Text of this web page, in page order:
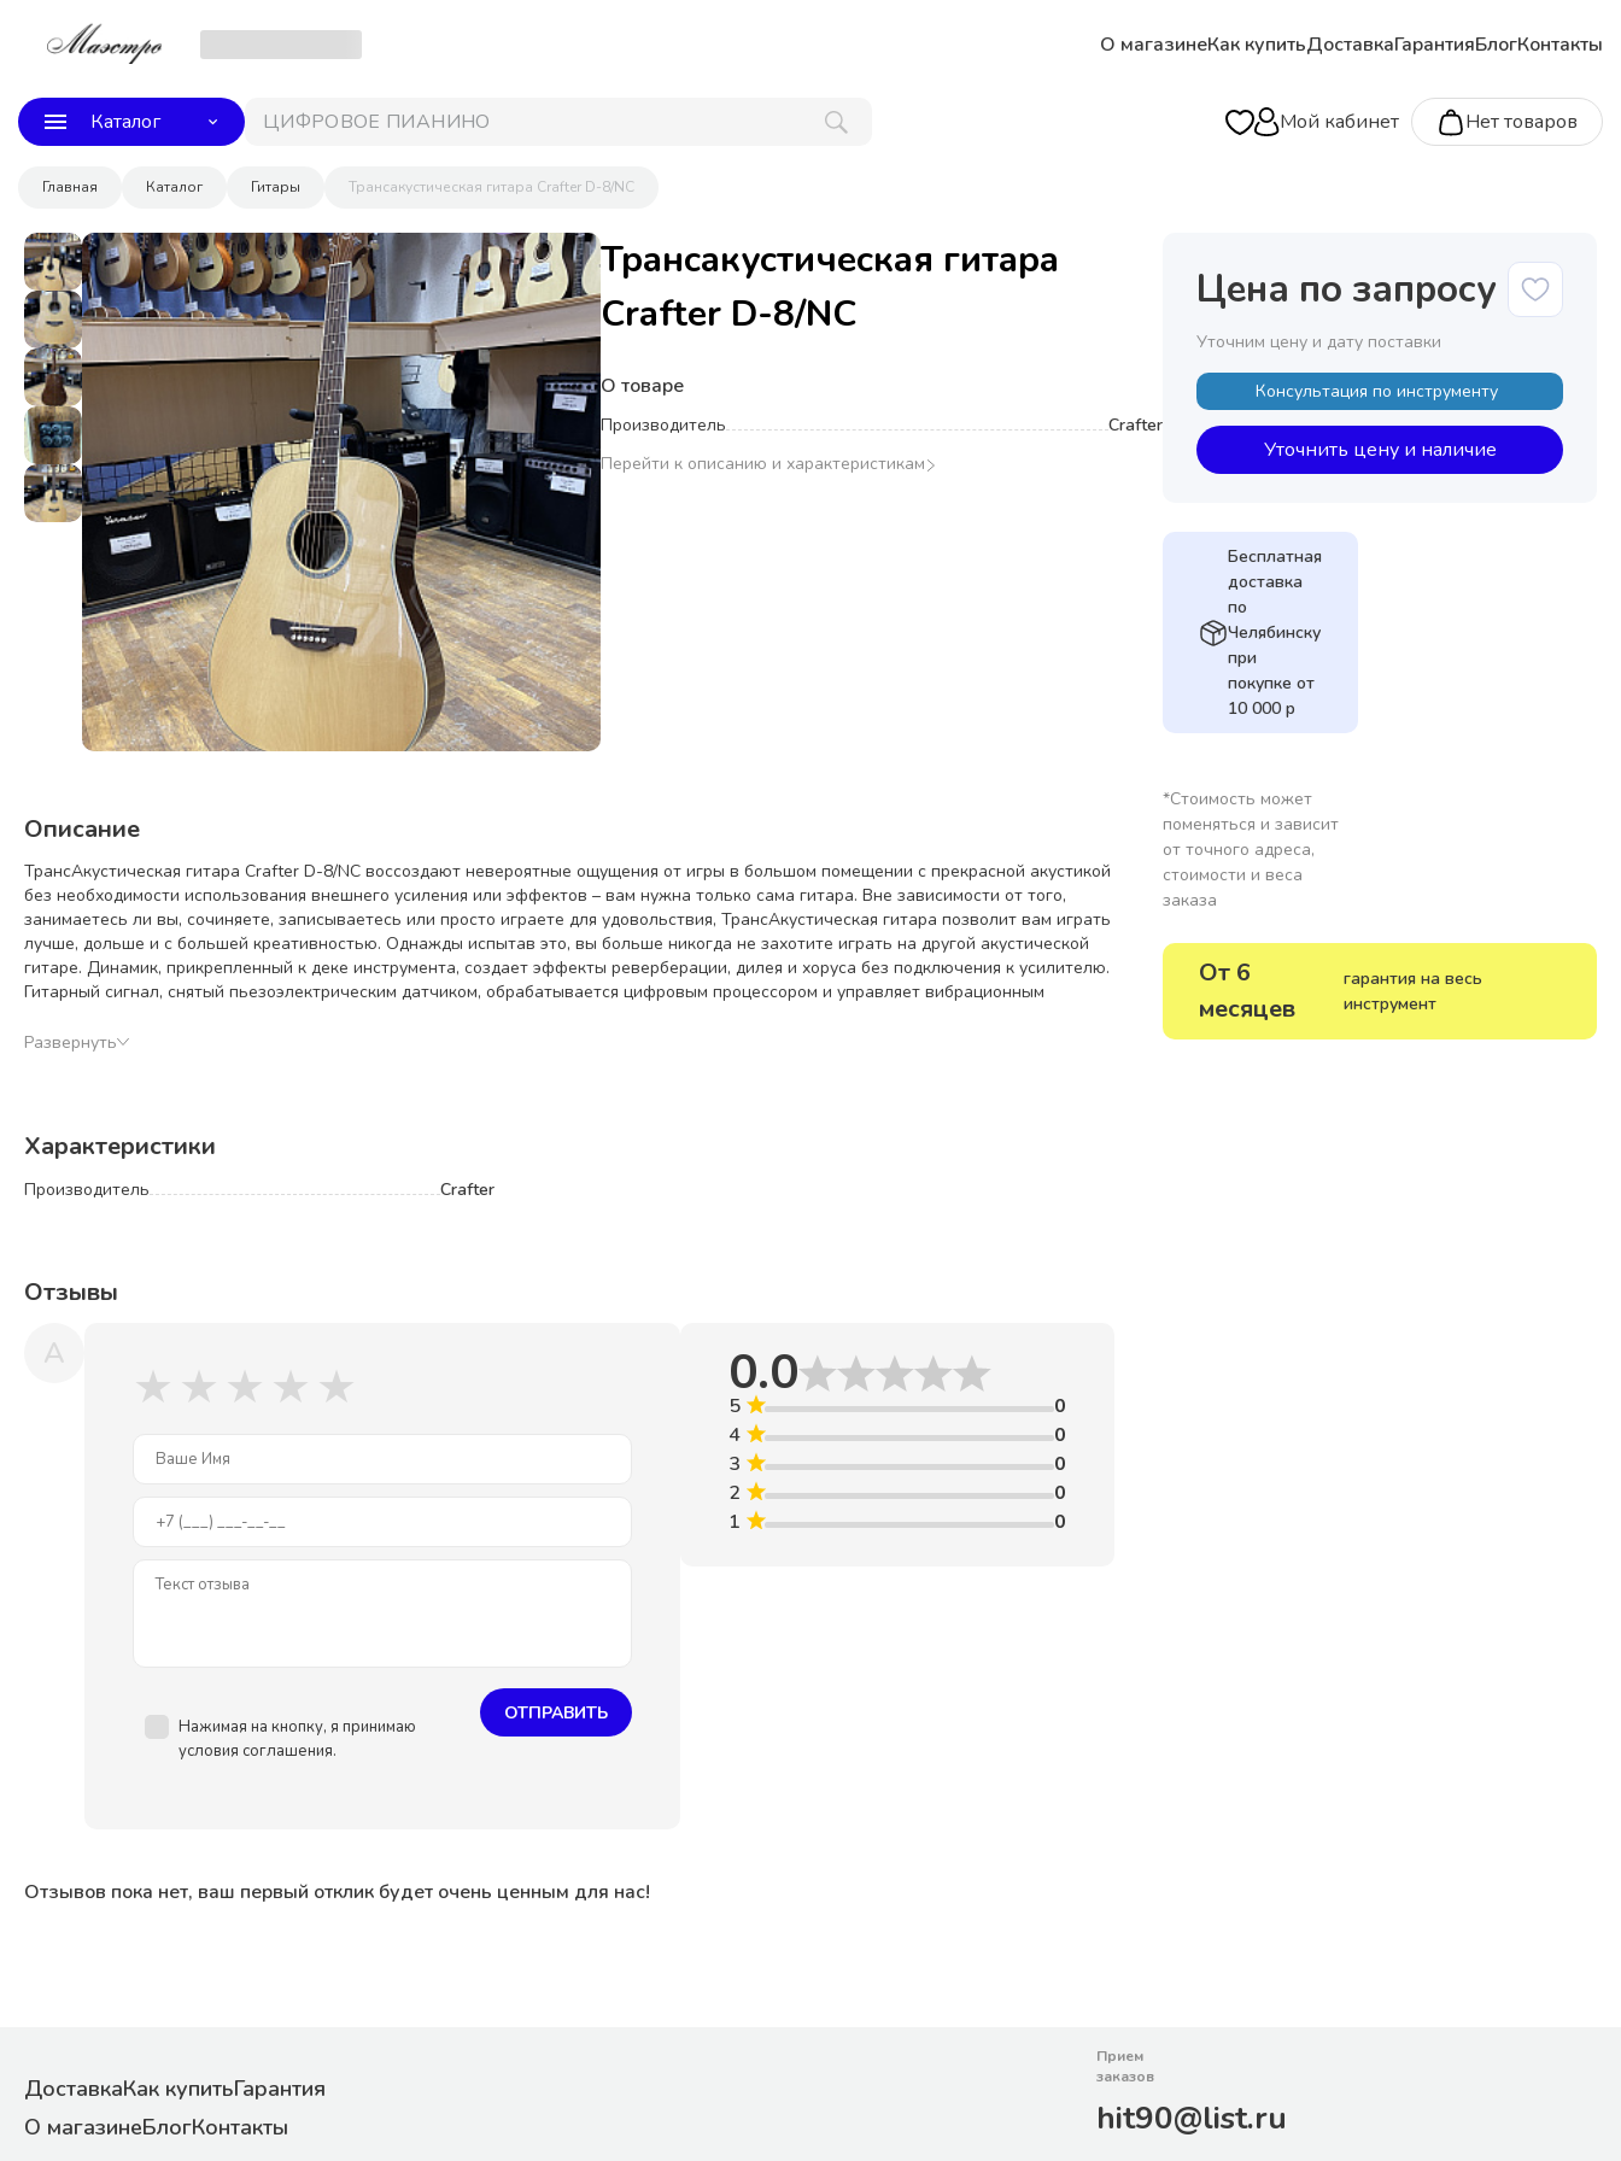
О магазинеКак купитьДоставкаГарантияБлогКонтакты
Каталог ЦИФРОВОЕ ПИАНИНО CAS Мой кабинет Нет товаров
Главная Каталог Гитары Трансакустическая гитара Crafter D-8/NC
Трансакустическая гитара
Crafter D-8/NC
О товаре
Производитель
Crafter
Перейти к описанию и характеристикам
Цена по запросу
Уточним цену и дату поставки
Консультация по инструменту
Уточнить цену и наличие
Бесплатная
доставка
по
Челябинску
при
покупке от
10 000 р
*Стоимость может
поменяться и зависит
от точного адреса,
стоимости и веса
заказа
От 6
месяцев
гарантия на весь
инструмент
Описание
ТрансАкустическая гитара Crafter D-8/NC воссоздают невероятные ощущения от игры в большом помещении с прекрасной акустикой
без необходимости использования внешнего усиления или эффектов – вам нужна только сама гитара. Вне зависимости от того,
занимаетесь ли вы, сочиняете, записываетесь или просто играете для удовольствия, ТрансАкустическая гитара позволит вам играть
лучше, дольше и с большей креативностью. Однажды испытав это, вы больше никогда не захотите играть на другой акустической
гитаре. Динамик, прикрепленный к деке инструмента, создает эффекты реверберации, дилея и хоруса без подключения к усилителю.
Гитарный сигнал, снятый пьезоэлектрическим датчиком, обрабатывается цифровым процессором и управляет вибрационным
позволяет настраивать ревер, дилей, хорус, верхние и нижние частоты (Reverb, Delay, Chorus, Treble и Bass). Литиевая батарея
Развернуть
Характеристики
Производитель Crafter
Отзывы
0.0
5
0
4
0
3
0
2
0
1
0
A
★ ★ ★ ★ ★
Нажимая на кнопку, я принимаю
условия соглашения.
ОТПРАВИТЬ
Отзывов пока нет, ваш первый отклик будет очень ценным для нас!
ДоставкаКак купитьГарантия
О магазинеБлогКонтакты
Прием
заказов
hit90@list.ru